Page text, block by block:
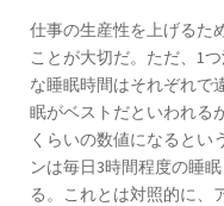
仕事の生産性を上げるた
ことが大切だ。ただ、1
な睡眠時間はそれぞれで
眠がベストだといわれる
くらいの数値になるとい
ンは毎日3時間程度の睡
る。これとは対照的に、